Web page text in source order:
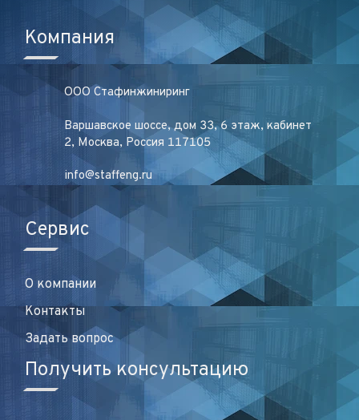
Компания
ООО Стафинжиниринг
Варшавское шоссе, дом 33, 6 этаж, кабинет
2, Москва, Россия 117105
info@staffeng.ru
Сервис
О компании
Контакты
Задать вопрос
Получить консультацию